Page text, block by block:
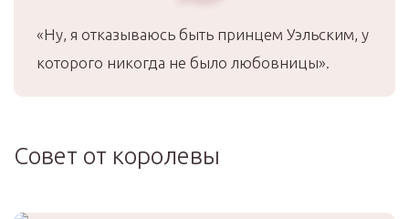
«Ну, я отказываюсь быть принцем Уэльским, у
которого никогда не было любовницы».
Совет от королевы